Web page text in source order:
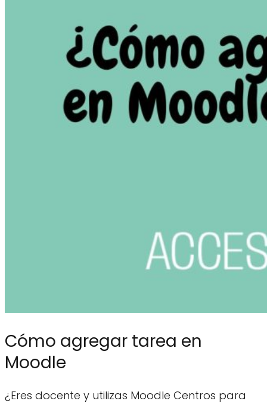
Cómo agregar tarea en
Moodle
¿Eres docente y utilizas Moodle Centros para